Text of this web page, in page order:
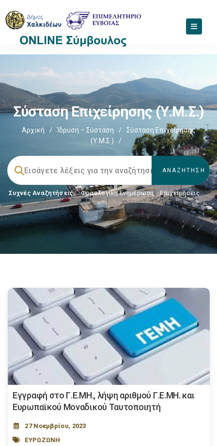
Σύσταση Επιχείρησης (Υ.Μ.Σ.)
Αρχική / Ίδρυση – Σύσταση /
Σύσταση Επιχείρησης
(Υ.Μ.Σ.)
/
Συχνές Αναζητήσεις: Φορολογικη Ενημέρωση, Επιχειρήσεις
Εγγραφή στο Γ.Ε.ΜΗ., λήψη αριθμού Γ.Ε.ΜΗ. και
Ευρωπαϊκού Μοναδικού Ταυτοποιητή
27 Νοεμβρίου, 2023
ΕΥΡΩΖΩΝΗ